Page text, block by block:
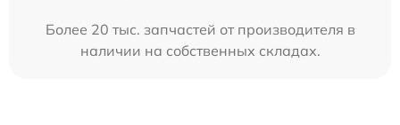
Более 20 тыс. запчастей от производителя в
наличии на собственных складах.